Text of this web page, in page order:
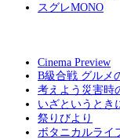
スグレMONO
Cinema Preview
B級合戦 グルメ
考えよう災害時
いざというとき
祭りびより
ボタニカルライ